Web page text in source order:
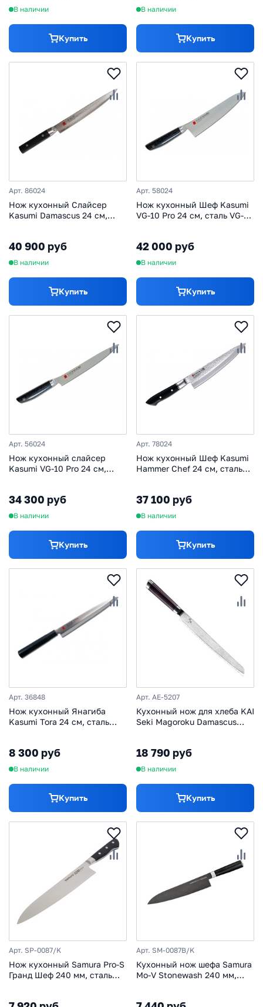
В наличии
Купить
В наличии
Купить
Арт. 86024
Нож кухонный Слайсер
Kasumi Damascus 24 см,
стабилизированная
древесина
40 900 руб
В наличии
Купить
Арт. 58024
Нож кухонный Шеф Kasumi
VG-10 Pro 24 см, сталь VG-
42 000 руб
В наличии
Купить
Арт. 56024
Нож кухонный слайсер
Kasumi VG-10 Pro 24 см,
34 300 руб
В наличии
Купить
Арт. 78024
Нож кухонный Шеф Kasumi
Hammer Chef 24 см, сталь
37 100 руб
В наличии
Купить
Арт. 36848
Нож кухонный Янагиба
Kasumi Tora 24 см, сталь
древесина
8 300 руб
В наличии
Купить
Арт. AE-5207
Кухонный нож для хлеба KAI
Seki Magoroku Damascus
18 790 руб
В наличии
Купить
Арт. SP-0087/K
Нож кухонный Samura Pro-S
Гранд Шеф 240 мм, сталь
Арт. SM-0087B/K
Кухонный нож шефа Samura
Mo-V Stonewash 240 мм,